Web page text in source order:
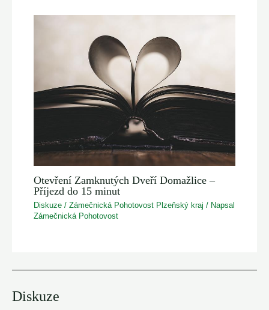
Otevření Zamknutých Dveří Domažlice –
Příjezd do 15 minut
Diskuze /Zámečnická Pohotovost Plzeňský kraj / Napsal
Zámečnická Pohotovost
Diskuze